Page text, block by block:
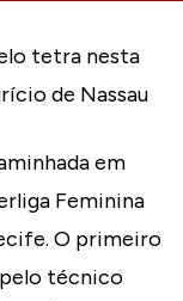
tetra nesta
de Nassau
em
Feminina
O primeiro
técnico